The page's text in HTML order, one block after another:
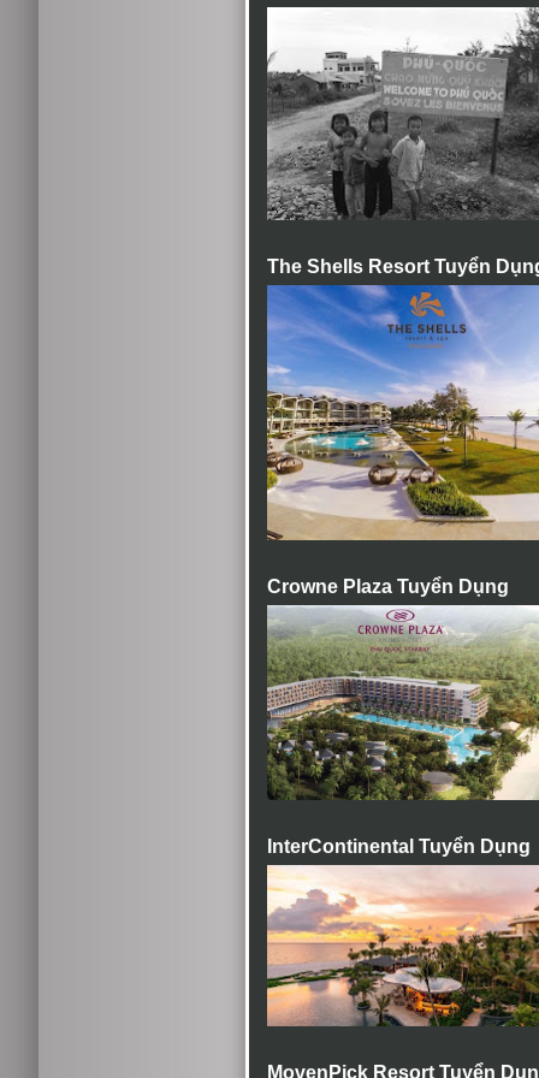
The Shells Resort Tuyển
Crowne Plaza Tuyển Dụng
InterContinental Tuyển Dụng
MovenPick Resort Tuyển